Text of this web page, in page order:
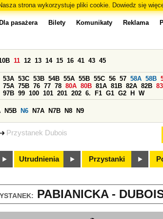
strona wykorzystuje pliki cookie. Dowiedz się
Przystanek Dubois
Dla pasażera Bilety Komunikaty Reklama
11 12 13 14 15 16 41 43 45
53A 53C 53B 54B 55A 55B 55C 56 57 58A 58B
75A 75B 76 77 78 80A 80B 81A 81B 82A 82B 83
97B 99 100 101 201 202 6. F1 G1 G2 H W
N5B N6 N7A N7B N8 N9
Utrudnienia Przystanki
PABIANICKA -